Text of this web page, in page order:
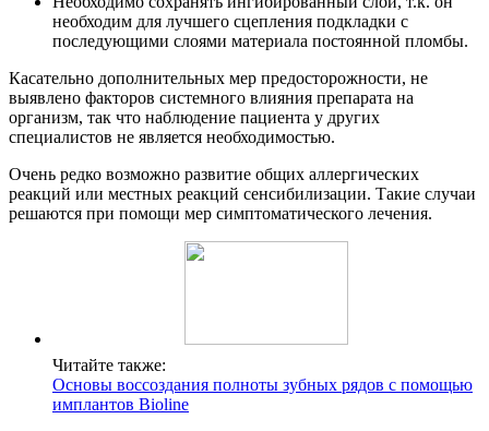
необходим для лучшего сцепления подкладки с
последующими слоями материала постоянной пломбы.
Касательно дополнительных мер предосторожности, не
выявлено факторов системного влияния препарата на
организм, так что наблюдение пациента у других
специалистов не является необходимостью.
Очень редко возможно развитие общих аллергических
реакций или местных реакций сенсибилизации. Такие случаи
решаются при помощи мер симптоматического лечения.
Читайте также:
Основы воссоздания полноты зубных рядов с помощью
имплантов Bioline